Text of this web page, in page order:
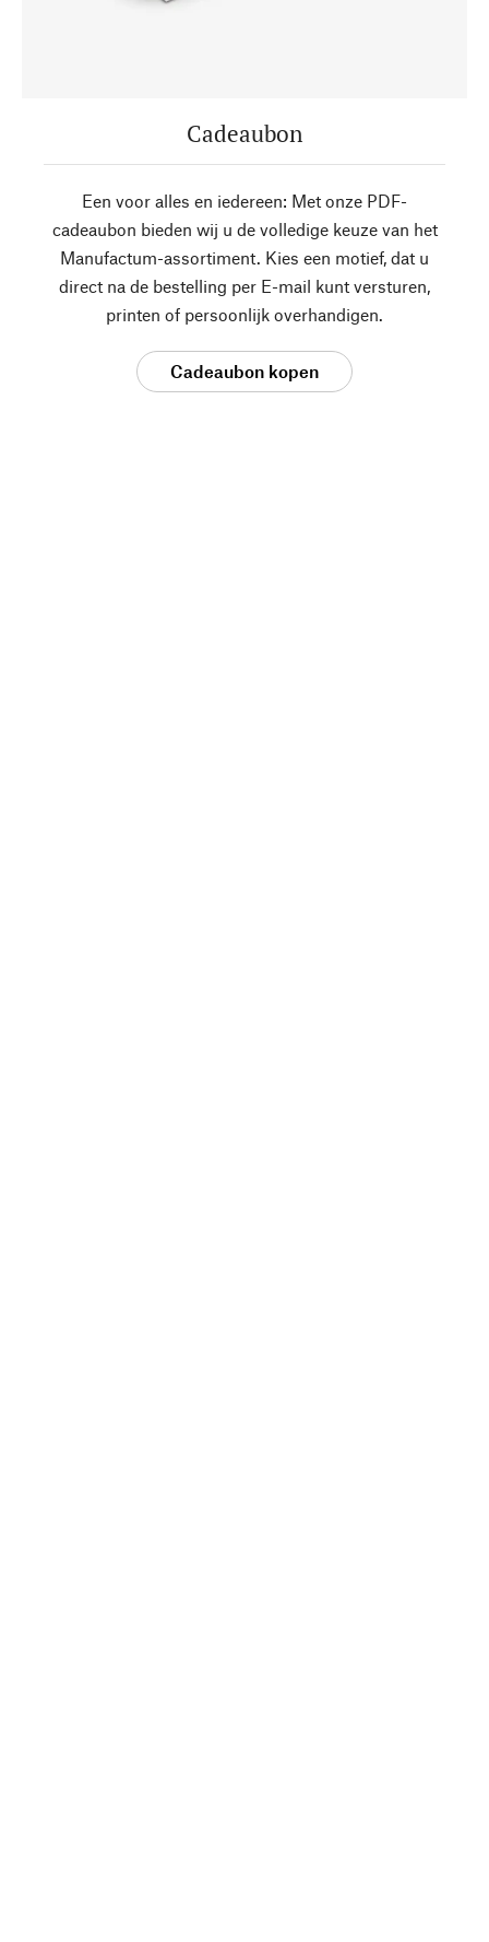
Cadeaubon
Een voor alles en iedereen: Met onze PDF-
cadeaubon bieden wij u de volledige keuze van het
Manufactum-assortiment. Kies een motief, dat u
direct na de bestelling per E-mail kunt versturen,
printen of persoonlijk overhandigen.
Cadeaubon kopen